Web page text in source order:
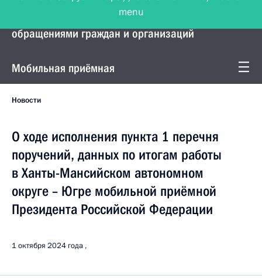
Управление Президента по работе с
обращениями граждан и организаций
Мобильная приёмная
Новости
О ходе исполнения пункта 1 перечня
поручений, данных по итогам работы
в Ханты-Мансийском автономном
округе – Югре мобильной приёмной
Президента Российской Федерации
1 октября 2024 года
menu